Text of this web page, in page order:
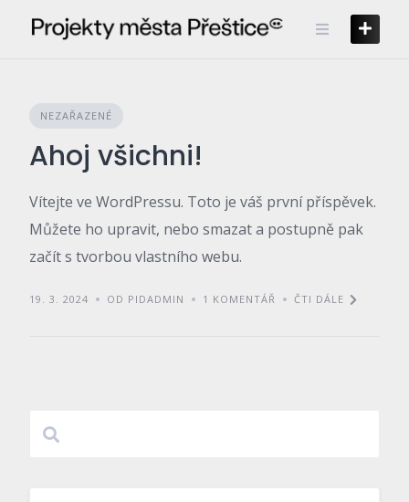
NEZAŘAZENÉ
Ahoj všichni!
Vítejte ve WordPressu. Toto je váš první příspěvek.
Můžete ho upravit, nebo smazat a postupně pak
začít s tvorbou vlastního webu.
19. 3. 2024 OD PIDADMIN 1 KOMENTÁŘ ČTI DÁLE